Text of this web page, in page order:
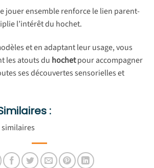
jouer ensemble renforce le lien parent-
l’intérêt du hochet.
et en adaptant leur usage, vous
les atouts du hochetpour accompagner
ses découvertes sensorielles et
:
similaires